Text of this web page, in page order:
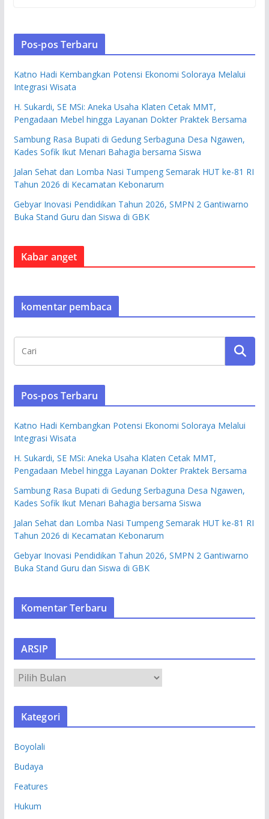
Pos-pos Terbaru
Katno Hadi Kembangkan Potensi Ekonomi Soloraya Melalui
Integrasi Wisata
H. Sukardi, SE MSi: Aneka Usaha Klaten Cetak MMT,
Pengadaan Mebel hingga Layanan Dokter Praktek Bersama
Sambung Rasa Bupati di Gedung Serbaguna Desa Ngawen,
Kades Sofik Ikut Menari Bahagia bersama Siswa
Jalan Sehat dan Lomba Nasi Tumpeng Semarak HUT ke-81 RI
Tahun 2026 di Kecamatan Kebonarum
Gebyar Inovasi Pendidikan Tahun 2026, SMPN 2 Gantiwarno
Buka Stand Guru dan Siswa di GBK
Kabar anget
komentar pembaca
Pos-pos Terbaru
Katno Hadi Kembangkan Potensi Ekonomi Soloraya Melalui
Integrasi Wisata
H. Sukardi, SE MSi: Aneka Usaha Klaten Cetak MMT,
Pengadaan Mebel hingga Layanan Dokter Praktek Bersama
Sambung Rasa Bupati di Gedung Serbaguna Desa Ngawen,
Kades Sofik Ikut Menari Bahagia bersama Siswa
Jalan Sehat dan Lomba Nasi Tumpeng Semarak HUT ke-81 RI
Tahun 2026 di Kecamatan Kebonarum
Gebyar Inovasi Pendidikan Tahun 2026, SMPN 2 Gantiwarno
Buka Stand Guru dan Siswa di GBK
Komentar Terbaru
ARSIP
R
S
Kategori
Boyolali
Budaya
Features
Hukum